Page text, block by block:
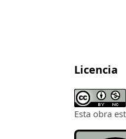
Licencia
Esta obra